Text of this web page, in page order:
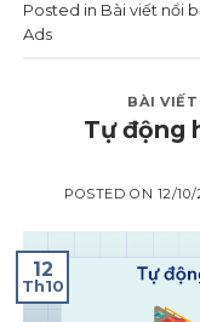
Posted in Bài viết nổi
Ads
BÀI
Tự động
POSTED ON 12/
12
Th10